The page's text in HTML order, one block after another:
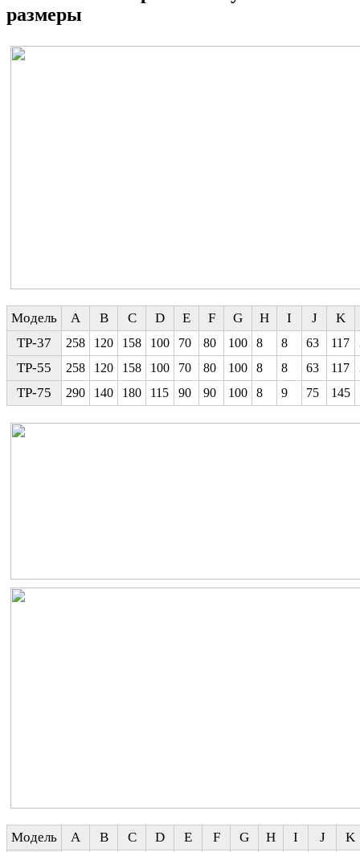
размеры
Модель A B C D E F G H I J
K
TP-37
258 120 158 100 70 80 100 8 8 63 117
TP-55 258 120 158 100 70 80 100 8 8 63 117
TP-75 290 140 180 115 90 90 100 8 9 75 145
Модель A B C D E F G H I J
K